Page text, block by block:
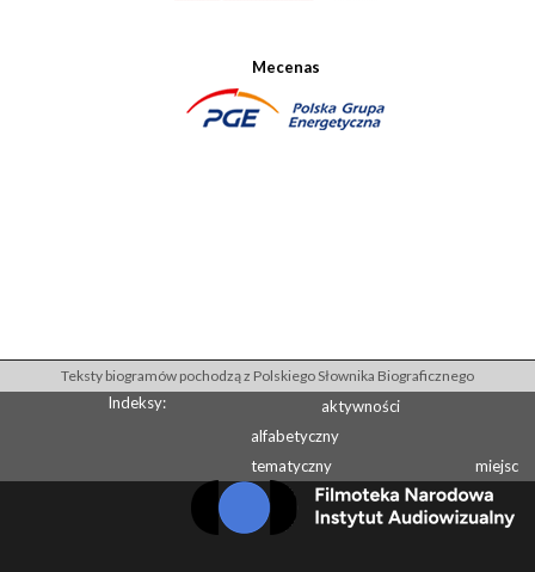
Mecenas
Teksty biogramów pochodzą z Polskiego Słownika Biograficznego
Indeksy:
aktywności
alfabetyczny
tematyczny
miejsc